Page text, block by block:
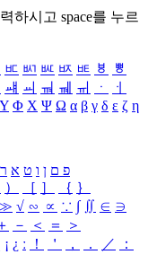
하시고 space를 누르
ㅳ ㅴ ㅵ ㅶ ㅷ ㅸ
ㅹ
ㆈ ㆉ ㆊ ㆋ ㆌ ㆍ
ㆎ
Υ Φ Χ Ψ Ω α β γ δ ε ζ η
פ ם ן ו ט א ר
） ［ ］ ｛ ｝
√ ∽ ∝ ∵ ∫ ∬ ∈ ∋
－ ＜ ＝
＞
¡ ¿ ː ！ ＇ ， ． ／
：